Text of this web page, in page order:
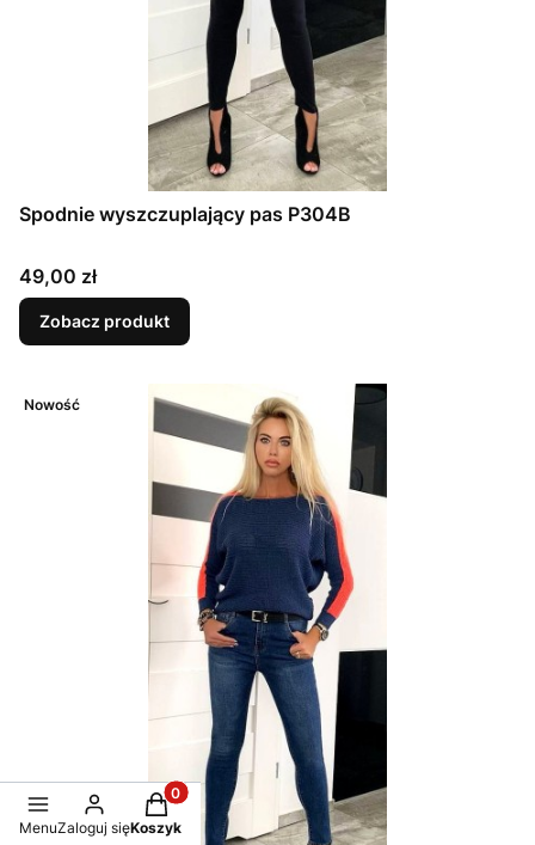
Spodnie wyszczuplający pas P304B
Cena
49,00 zł
Zobacz produkt
Nowość
MenuZaloguj się
Produkty w koszyku: 0. Zobacz szczegóły
Koszyk